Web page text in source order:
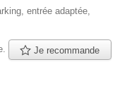
entrée adaptée,
Je recommande